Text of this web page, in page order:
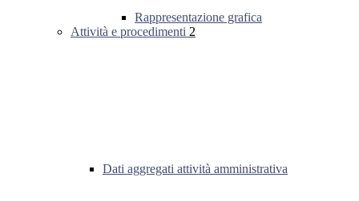
Rappresentazione grafica
Attività e procedimenti 2
Dati aggregati attività amministrativa